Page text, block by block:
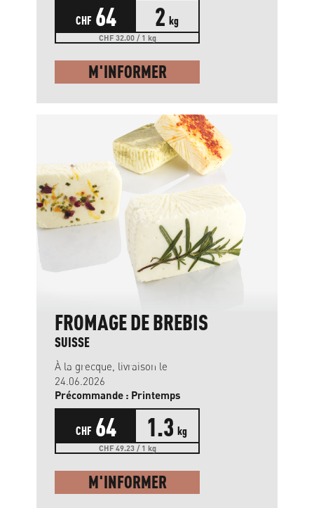
CHF 64 2 kg
CHF 32.00 / 1 kg
M'INFORMER
FROMAGE DE BREBIS
SUISSE
À la grecque, livraison le
24.06.2026
Précommande : Printemps
CHF 64 1.3 kg
CHF 49.23 / 1 kg
M'INFORMER